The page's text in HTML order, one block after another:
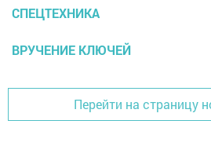
СПЕЦТЕХНИКА
ВРУЧЕНИЕ КЛЮЧЕЙ
Перейти на страницу